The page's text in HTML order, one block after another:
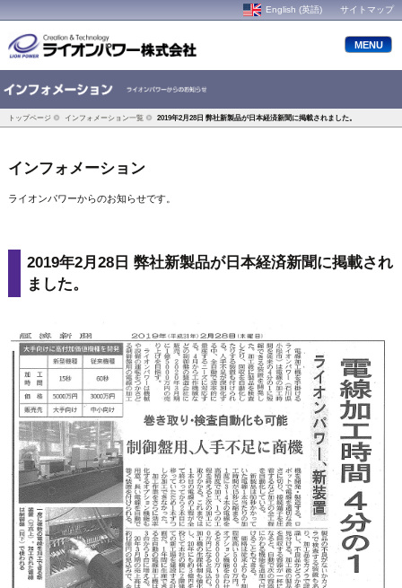
English (英語) サイトマップ
MENU
トップページ インフォメーション一覧 2019年2月28日 弊社新製品が日本経済新聞に掲載されました。
インフォメーション
ライオンパワーからのお知らせです。
2019年2月28日 弊社新製品が日本経済新聞に掲載され
ました。